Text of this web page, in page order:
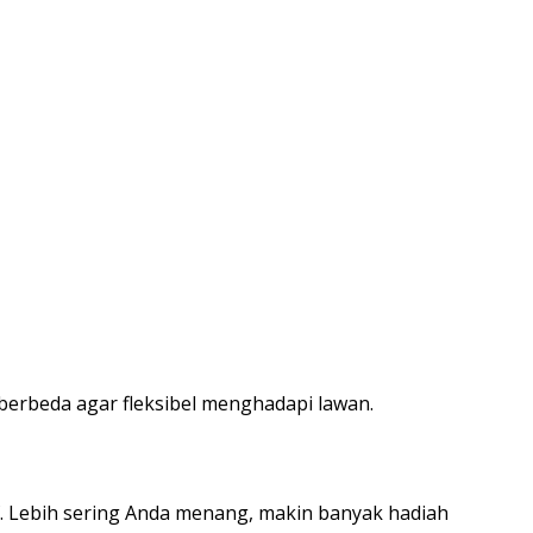
agar fleksibel menghadapi lawan.
sering Anda menang, makin banyak hadiah